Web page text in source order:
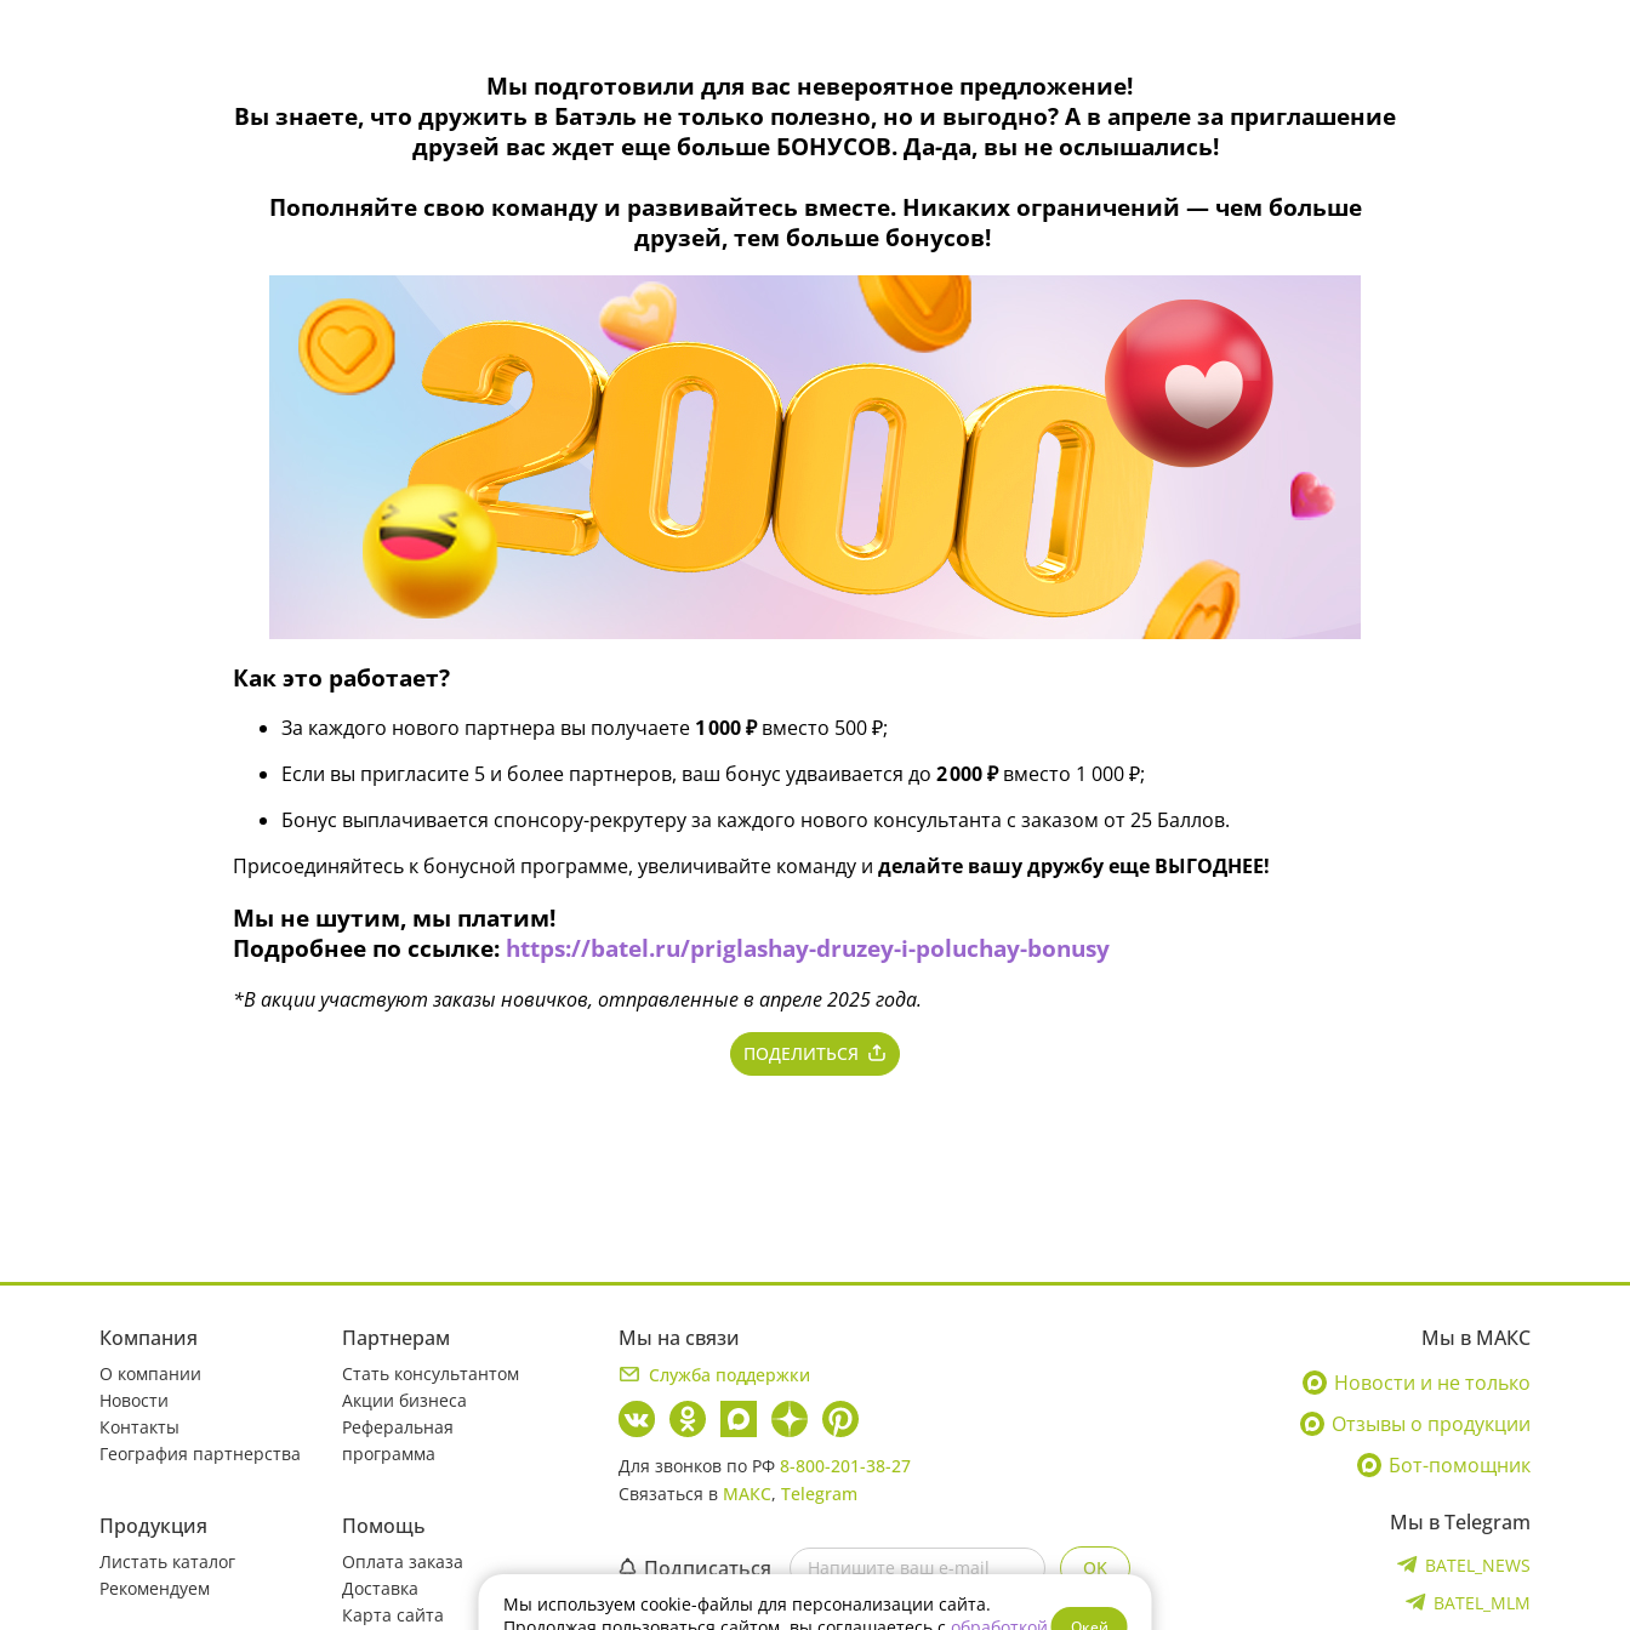
Мы подготовили для вас невероятное предложение!
Вы знаете, что дружить в Батэль не только полезно, но и выгодно? А в апреле за приглашение
друзей вас ждет еще больше БОНУСОВ. Да-да, вы не ослышались!
Пополняйте свою команду и развивайтесь вместе. Никаких ограничений — чем больше
друзей, тем больше бонусов!
Как это работает?
За каждого нового партнера вы получаете 1 000 ₽вместо 500 ₽;
Если вы пригласите 5 и более партнеров, ваш бонус удваивается до 2 000 ₽вместо 1 000 ₽;
Бонус выплачивается спонсору-рекрутеру за каждого нового консультанта с заказом от 25 Баллов.
Присоединяйтесь к бонусной программе, увеличивайте команду и делайте вашу дружбуеще ВЫГОДНЕЕ!
Мы не шутим, мы платим!
Подробнее по ссылке: https://batel.ru/priglashay-druzey-i-poluchay-bonusy
*В акции участвуют заказы новичков, отправленные в апреле 2025 года.
ПОДЕЛИТЬСЯ
Компания
О компании
Новости
Контакты
География партнерства
Партнерам
Стать консультантом
Акции бизнеса
Реферальная
программа
Продукция
Листать каталог
Рекомендуем
Помощь
Оплата заказа
Доставка
Карта сайта
Мы на связи
Служба поддержки
Для звонков по РФ 8-800-201-38-27
Связаться в МАКС, Telegram
Подписаться OK
Скачайте мобильное приложение
Мы в МАКС
Новости и не только
Отзывы о продукции
Бот-помощник
Мы в Telegram
BATEL_NEWS
BATEL_MLM
Мы используем cookie-файлы для персонализации сайта.